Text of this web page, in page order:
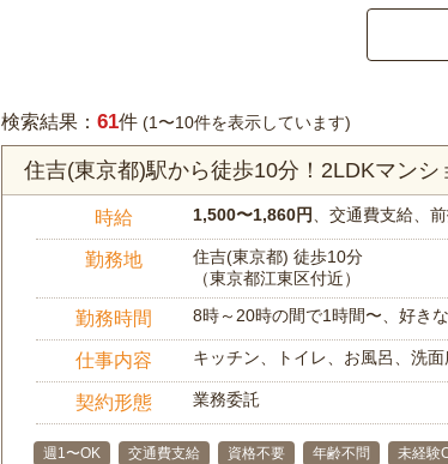
検索結果： 61件 (1〜10件を表示しています)
住吉(東京都)駅から徒歩10分！2LDKマンシ
時給 1,500〜1,860円 、交通費支給、
勤務地
住吉(東京都) 徒歩10分
（東京都江東区付近）
勤務時間 8時～20時の間で1時間〜、好き
仕事内容 キッチン、トイレ、お風呂、洗
契約形態 業務委託
週1〜OK 交通費支給 資格不要 年齢不問 未経験